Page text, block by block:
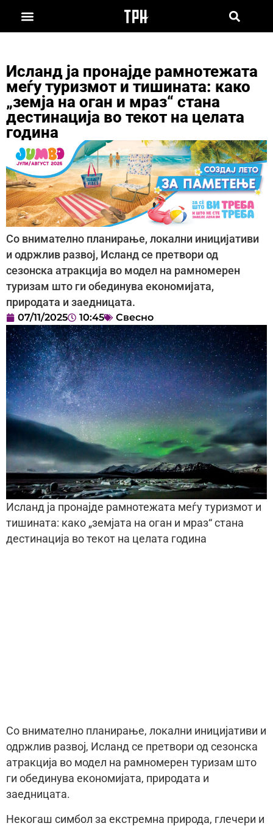
Исланд ја пронајде рамнотежата
меѓу туризмот и тишината: како
„земја на оган и мраз“ стана
дестинација во текот на целата
година
Со внимателно планирање, локални иницијативи
и одржлив развој, Исланд се претвори од
сезонска атракција во модел на рамномерен
туризам што ги обединува економијата,
природата и заедницата.
07/11/2025 10:45 Свесно
Исланд ја пронајде рамнотежата меѓу туризмот и
тишината: како „земјата на оган и мраз“ стана
дестинација во текот на целата година
Со внимателно планирање, локални иницијативи и
одржлив развој, Исланд се претвори од сезонска
атракција во модел на рамномерен туризам што
ги обединува економијата, природата и
заедницата.
Некогаш симбол за екстремна природа, глечери и